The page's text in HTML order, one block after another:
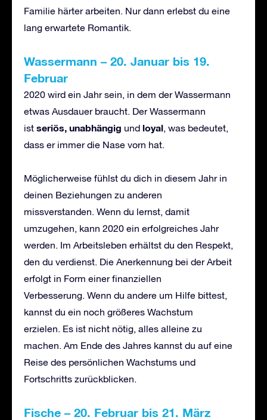
Familie härter arbeiten. Nur dann erlebst du eine
lang erwartete Romantik.
Wassermann – 20. Januar bis 19.
Februar
2020 wird ein Jahr sein, in dem der Wassermann
etwas Ausdauer braucht. Der Wassermann
ist seriös, unabhängig und loyal, was bedeutet,
dass er immer die Nase vorn hat.
Möglicherweise fühlst du dich in diesem Jahr in
deinen Beziehungen zu anderen
missverstanden. Wenn du lernst, damit
umzugehen, kann 2020 ein erfolgreiches Jahr
werden. Im Arbeitsleben erhältst du den Respekt,
den du verdienst. Die Anerkennung bei der Arbeit
erfolgt in Form einer finanziellen
Verbesserung. Wenn du andere um Hilfe bittest,
kannst du ein noch größeres Wachstum
erzielen. Es ist nicht nötig, alles alleine zu
machen. Am Ende des Jahres kannst du auf eine
Reise des persönlichen Wachstums und
Fortschritts zurückblicken.
Fische – 20. Februar bis 21. März